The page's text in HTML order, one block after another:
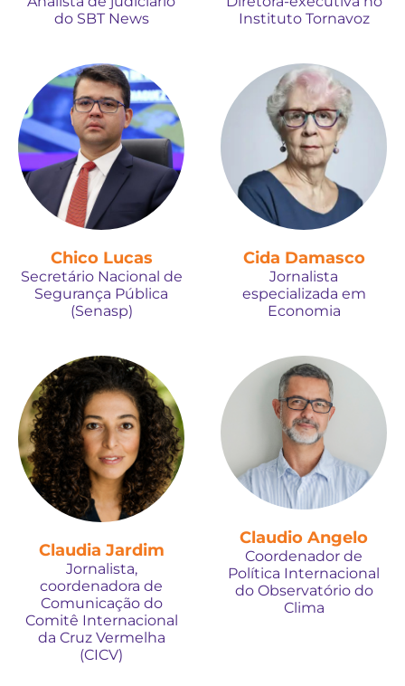
do SBT News
Instituto Tornavoz
Chico Lucas
Secretário Nacional de
Segurança Pública
(Senasp)
Cida Damasco
Jornalista
especializada em
Economia
Claudia Jardim
Jornalista,
coordenadora de
Comunicação do
Comitê Internacional
da Cruz Vermelha
(CICV)
Claudio Angelo
Coordenador de
Política Internacional
do Observatório do
Clima